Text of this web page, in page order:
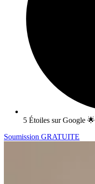
5 Étoiles sur Google 🌟
Soumission GRATUITE